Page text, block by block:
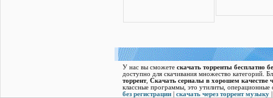
У нас вы сможете скачать торренты бесплатно
доступно для скачивания множество категорий.
торрент, Скачать cериалы в хорошем качестве
классные программы, это утилиты,
без регистрации| скачать через торрент музыку